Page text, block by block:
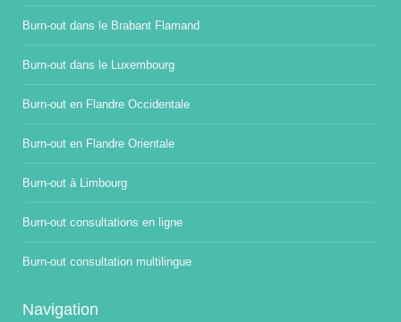
Burn-out dans le Brabant Flamand
Burn-out dans le Luxembourg
Burn-out en Flandre Occidentale
Burn-out en Flandre Orientale
Burn-out à Limbourg
Burn-out consultations en ligne
Burn-out consultation multilingue
Navigation